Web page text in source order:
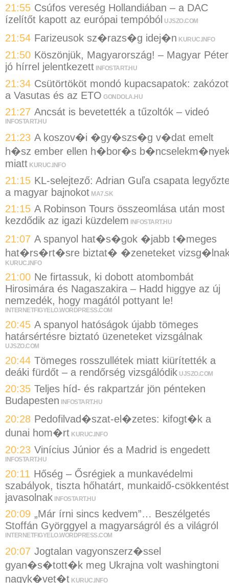
21:55 Csúfos vereség Hollandiában – a DAC
ízelítőt kapott az európai tempóból UJSZO.COM
21:54 Farizeusok sz�razs�g idej�n KURUC.INFO
21:50 Köszönjük, Magyarország! – Magyar Péter
jó hírrel jelentkezett INFOSTART.HU
21:34 Csütörtököt mondó kupacsapatok:
a Vasutas és az ETO GONDOLA.HU
21:27 Ancsát is bevetették a tűzoltók – videó
INFOSTART.HU
21:23 A koszov�i �gy�szs�g v�dat emelt
h�sz ember ellen h�bor�s
miatt KURUC.INFO
21:15 KL-selejtező: Adrian Guľa csapata
a magyar bajnokot MA7.SK
21:15 A Robinson Tours összeomlása után most
kezdődik az igazi küzdelem
INFOSTART.HU
21:07 A spanyol hat�s�gok �jabb t�meges
hat�rs�rt�sre biztat� �zeneteket
KURUC.INFO
21:00 Ne firtassuk, ki dobott atombombát
Hirosimára és Nagaszakira – Hadd higgye az új
nemzedék, hogy magától pottyant le!
INTERNETFIGYELO.WORDPRESS.COM
20:45 A spanyol hatóságok újabb tömeges
határsértésre biztató üzeneteket vizsgálnak
UJSZO.COM
20:44 Tömeges rosszullétek miatt kiürítették a
deáki fürdőt – a rendőrség vizsgálódik UJSZO.COM
20:35 Teljes híd- és rakpartzár jön pénteken
Budapesten
INFOSTART.HU
20:28 Pedofilvad�szat-el�zetes: kifogt�k a
dunai hom�rt KURUC.INFO
20:23 Vinícius Júnior és a Madrid is engedett
INFOSTART.HU
20:11 Hőség – Ősrégiek a munkavédelmi
szabályok, tiszta hőhatárt, munkaidő-csökkentést
javasolnak INFOSTART.HU
20:09 „Már írni sincs kedvem”… Beszélgetés
Stoffán Györggyel a magyarságról és a világról
INTERNETFIGYELO.WORDPRESS.COM
20:07 Jogtalan vagyonszerz�ssel
gyan�s�tott�k meg Ukrajna volt washingtoni
nagyk�vet�t KURUC.INFO